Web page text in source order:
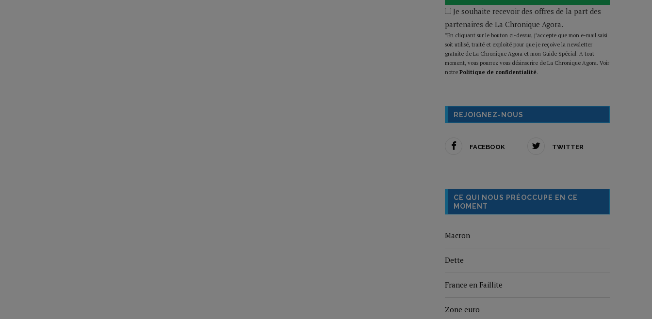
Je souhaite recevoir des offres de la part des
partenaires de La Chronique Agora.
*En cliquant sur le bouton ci-dessus, j’accepte que mon e-mail saisi
soit utilisé, traité et exploité pour que je reçoive la newsletter
gratuite de La Chronique Agora et mon Guide Spécial. A tout
moment, vous pourrez vous désinscrire de La Chronique Agora. Voir
notre Politique de confidentialité.
REJOIGNEZ-NOUS
FACEBOOK TWITTER
CE QUI NOUS PRÉOCCUPE EN CE
MOMENT
Macron
Dette
France en Faillite
Zone euro